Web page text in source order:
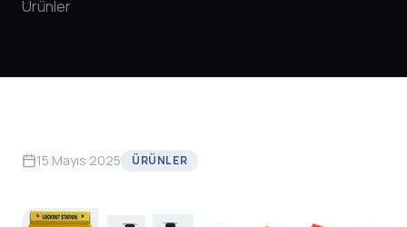
Ürünler
15 Mayıs 2025 ÜRÜNLER